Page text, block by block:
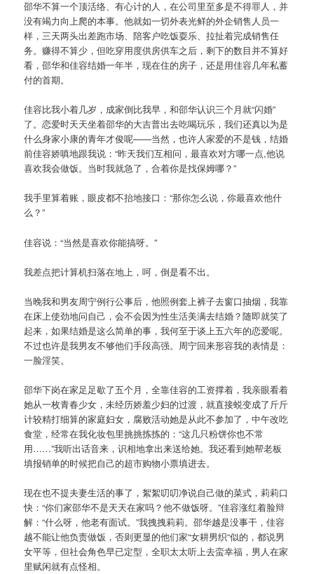
邵华不算一个顶活络、有心计的人，在公司里至多是不得罪人，并
没有竭力向上爬的本事。他就如一切外表光鲜的外企销售人员一
样，三天两头出差跑市场、陪客户吃饭耍乐、拉扯着完成销售任
务。赚得不算少，但吃穿用度供房供车之后，剩下的数目并不算好
看，邵华和佳容结婚一年半，现在住的房子，还是用佳容几年私蓄
付的首期。
佳容比我小着几岁，成家倒比我早，和邵华认识三个月就“闪婚”
了。恋爱时天天坐着邵华的大吉普出去吃喝玩乐，我们还真以为是
什么身家小康的青年才俊呢——当然，也许人家爱的不是钱，结婚
前佳容娇嗔地跟我说：“昨天我们互相问，最喜欢对方哪一点,他说
喜欢我会做饭。当时我就急了，合着你是找保姆哪？”
我手里算着账，眼皮都不抬地接口：“那你怎么说，你最喜欢他什
么？”
佳容说：“当然是喜欢你能搞呀。”
我差点把计算机扫落在地上，呵，倒是看不出。
当晚我和男友周宁例行公事后，他照例套上裤子去窗口抽烟，我靠
在床上使劲地问自己，会不会因为性生活美满去结婚？随即就笑了
起来，如果结婚是这么简单的事，我何至于谈上五六年的恋爱呢。
不过也许是我男友不够他们手段高强。周宁回来形容我的表情是：
一脸淫笑。
邵华下岗在家足足歇了五个月，全靠佳容的工资撑着，我亲眼看着
她从一枚青春少女，未经历娇羞少妇的过渡，就直接蜕变成了斤斤
计较精打细算的家庭妇女，腐败活动她是从此不参加了，中午改吃
食堂，经常在我化妆包里挑挑拣拣的：“这几只粉饼你也不常
用……”我听出话音来，识相地拿出来送给她。我还看到她帮老板
填报销单的时候把自己的超市购物小票填进去。
现在也不提夫妻生活的事了，絮絮叨叨净说自己做的菜式，莉莉口
快：“你们家邵华不是天天在家吗？他不做饭呀。”佳容涨红着脸辩
解：“什么呀，他老有面试。”我拽拽莉莉。邵华越是没事干，佳容
越不能让他负责做饭，否则更显的他们家“女耕男织“似的，都说男
女平等，但社会角色早已定型，全职太太听上去蛮幸福，男人在家
里赋闲就有点怪相。